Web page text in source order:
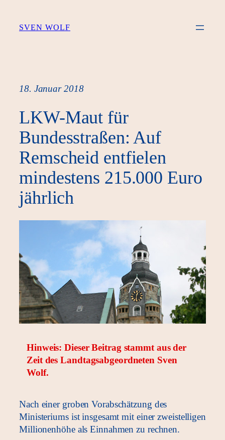
Inhalt
SVEN WOLF
18. Januar 2018
LKW-Maut für
Bundesstraßen: Auf
Remscheid entfielen
mindestens 215.000 Euro
jährlich
Hinweis: Dieser Beitrag stammt aus der
Zeit des Landtagsabgeordneten Sven
Wolf.
Nach einer groben Vorabschätzung des
Ministeriums ist insgesamt mit einer zweistelligen
Millionenhöhe als Einnahmen zu rechnen.